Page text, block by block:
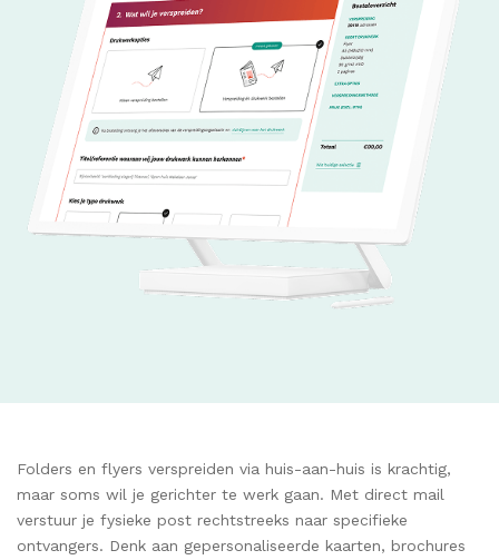
Folders en flyers verspreiden via huis-aan-huis is krachtig,
maar soms wil je gerichter te werk gaan. Met direct mail
verstuur je fysieke post rechtstreeks naar specifieke
ontvangers. Denk aan gepersonaliseerde kaarten, brochures